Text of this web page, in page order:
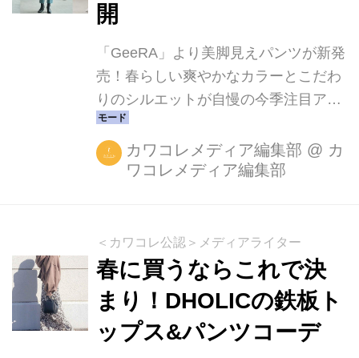
開
「GeeRA」より美脚見えパンツが新発
売！春らしい爽やかなカラーとこだわ
りのシルエットが自慢の今季注目アイ
テムをご紹介
カワコレメディア編集部 @ カ
ワコレメディア編集部
＜カワコレ公認＞メディアライター
春に買うならこれで決
まり！DHOLICの鉄板ト
ップス&パンツコーデ